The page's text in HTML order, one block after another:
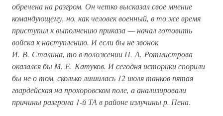
обречена на разгром. Он четко высказал свое мнение
командующему, но, как человек военный, в то же время
приступил к выполнению приказа — начал готовить
войска к наступлению. И если бы не звонок
И. В. Сталина, то в положении П. А. Ротмистрова
оказался бы М. Е. Катуков. И сегодня историки спорили
бы не о том, сколько лишилась 12 июля танков пятая
гвардейская на прохоровском поле, а анализировали
причины разгрома 1-й ТА в районе излучины р. Пена.